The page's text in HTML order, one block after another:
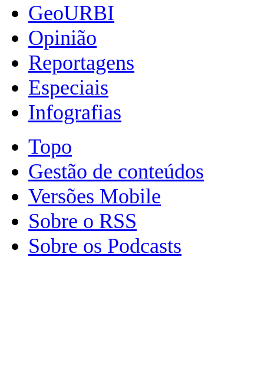
GeoURBI
Opinião
Reportagens
Especiais
Infografias
Topo
Gestão de conteúdos
Versões Mobile
Sobre o RSS
Sobre os Podcasts